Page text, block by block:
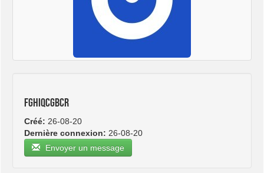
fghiqcgbcr
Créé: 26-08-20
Dernière connexion: 26-08-20
Envoyer un message